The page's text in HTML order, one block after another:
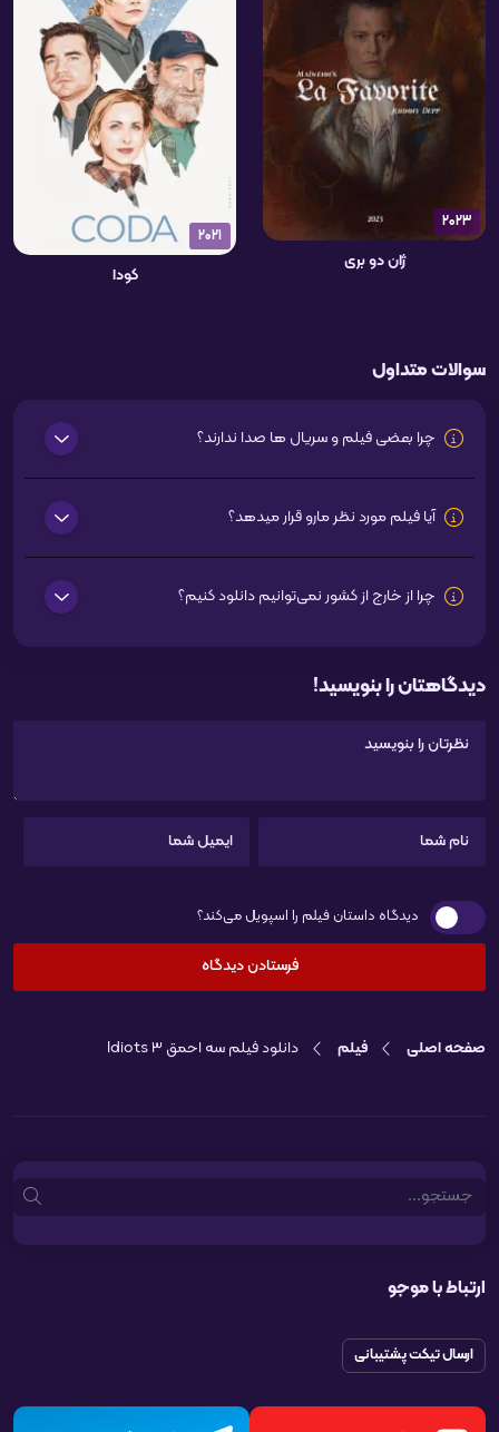
2023
ژان دو بری
2021
کودا
سوالات متداول
چرا بعضی فیلم و سریال ها صدا ندارند؟
آیا فیلم مورد نظر مارو قرار میدهد؟
چرا از خارج از کشور نمی‌توانیم دانلود کنیم؟
دیدگاهتان را بنویسید!
دیدگاه داستان فیلم را اسپویل می‌کند؟
صفحه اصلی فیلم دانلود فیلم سه احمق 3 Idiots
Search
ارتباط با موجو
ارسال تیکت پشتیبانی